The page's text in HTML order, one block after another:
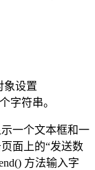
象设置
字符串。
一个文本框和一
面上的“发送数
方法输入字